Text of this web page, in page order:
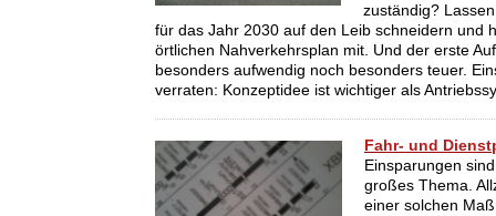
zuständig?
für das Jahr 2030 auf den Leib schneidern und
örtlichen Nahverkehrsplan mit. Und der erste
besonders aufwendig noch besonders teuer.
verraten: Konzeptidee ist wichtiger als
Fahr- und
Einsparungen
großes Thema.
einer solchen